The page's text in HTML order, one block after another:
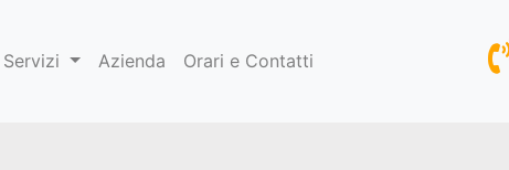
Servizi Azienda Orari e Contatti